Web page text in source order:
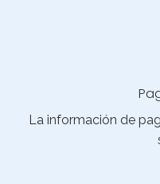
La información de